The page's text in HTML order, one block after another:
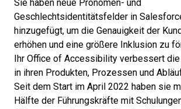
Sie haben neue Pronomen- und
Geschlechtsidentitätsfelder in
hinzugefügt, um die Genauigkeit der
erhöhen und eine größere Inklusion zu
Ihr Office of Accessibility verbessert
in ihren Produkten, Prozessen und
Seit dem Start im April 2022 haben sie
Hälfte der Führungskräfte mit